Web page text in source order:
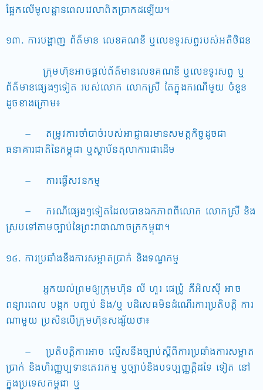
ផ្អែកលើមូលដ្ឋានពេលវេលាពិតប្រាកដឡើយ។
១៣. ការបង្ហាញ ព័ត៌មាន លេខគណនី ឬលេខទូរសព្ទរបស់អតិថិជន
ក្រុមហ៊ុនអាចផ្តល់ព័ត៌មានលេខគណនី ឬលេខទូរសព្ទ ឬ
ព័ត៌មានផ្សេងៗទៀត របស់លោក លោកស្រី តែក្នុងករណីមួយ ចំនួន
ដូចខាងក្រោម៖
– តម្រូវការចាំបាច់របស់អាជ្ញាធរមានសមត្តកិច្ចដូចជា
ធនាគារជាតិនៃកម្ពុជា ឬស្ថាប័នតុលាការជាដើម
– ការធ្វើសវនកម្ម
– ករណីផ្សេងៗទៀតដែលបានឯកភាពពីលោក លោកស្រី និង
ស្របទៅតាមច្បាប់នៃព្រះរាជាណាចក្រកម្ពុជា។
១៤. ការប្រឆាំងនឹងការសម្អាតប្រាក់ និងទណ្ឌកម្ម
អ្នកយល់ព្រមឲ្យក្រុមហ៊ុន លី ហួរ ផេប៉្រូ ភីអិលស៊ី អាច
ពន្យារពេល បង្កក បញ្ចប់ និង/ឬ បដិសេធមិនដំណើរការប្រតិបត្តិ ការ
ណាមួយ ប្រសិនបើក្រុមហ៊ុនសង្ស័យថា៖
– ប្រតិបត្តិការអាច ល្មើសនឹងច្បាប់ស្តីពីការប្រឆាំងការសម្អាត
ប្រាក់ និងហិរញ្ញប្បទានភេវរកម្ម ឬច្បាប់និងបទប្បញ្ញតិ្តដទៃ ទៀត នៅ
ក្នុងប្រទេសកម្ពុជា ឬ